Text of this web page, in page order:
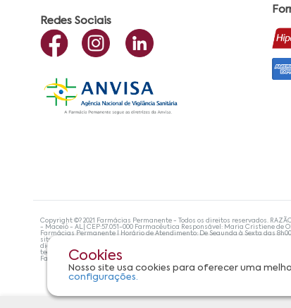
Cookies
Nosso site usa cookies para oferecer uma
configurações.
Redes Sociais
Copyright ©? 2021 Farmácias Permanente - Todos os direitos reservados. RAZÃO
- Maceió - AL| CEP:57.051-000 Farmacêutica Responsável: Maria Cristiene de
Farmácias Permanente | Horário de Atendimento: De Segunda à Sexta das
site não devem ser utilizadas para automedicação e, de forma alguma,
diagnosticar problemas de saúde e prescrever o tratamento adequado. Se os
tecnologias mais avançadas de proteção de dados, para que você possa
Farmácias Permanente. Todos os pedidos efetuados estão sujeitos à